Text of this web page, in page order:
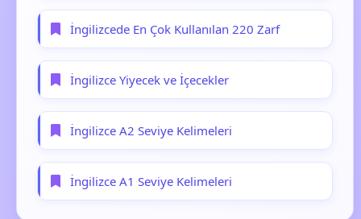
İngilizcede En Çok Kullanılan 220 Zarf
İngilizce Yiyecek ve İçecekler
İngilizce A2 Seviye Kelimeleri
İngilizce A1 Seviye Kelimeleri